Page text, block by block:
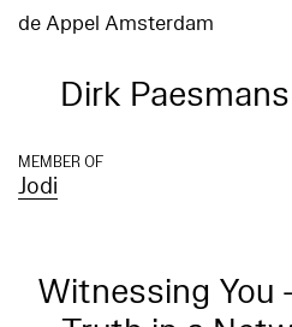
de Appel Amsterdam
Dirk Paesmans
MEMBER OF
Jodi
Witnessing You